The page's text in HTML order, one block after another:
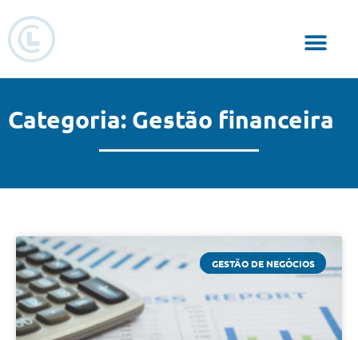
Categoria: Gestão financeira
GESTÃO DE NEGÓCIOS